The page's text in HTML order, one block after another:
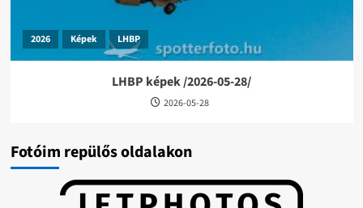
2026 Képek LHBP
LHBP képek /2026-05-28/
2026-05-28
Fotóim repülős oldalakon